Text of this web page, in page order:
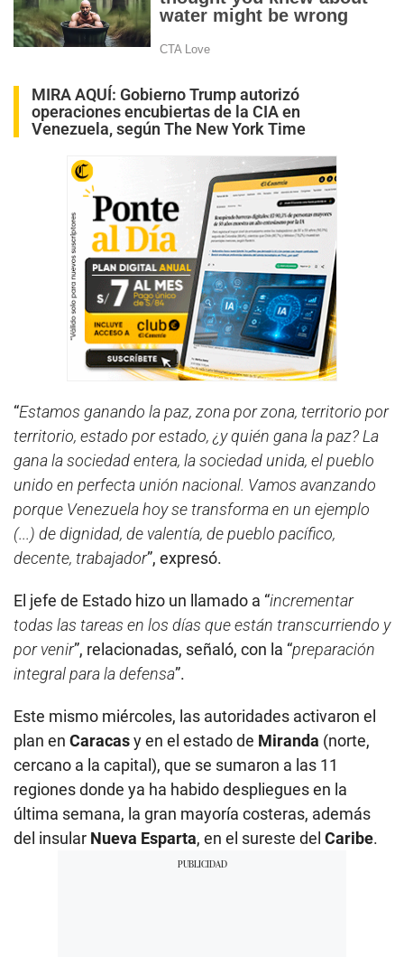
MIRA AQUÍ: Gobierno Trump autorizó
operaciones encubiertas de la CIA en
Venezuela, según The New York Time
“Estamos ganando la paz, zona por zona, territorio por
territorio, estado por estado, ¿y quién gana la paz? La
gana la sociedad entera, la sociedad unida, el pueblo
unido en perfecta unión nacional. Vamos avanzando
porque Venezuela hoy se transforma en un ejemplo
(...) de dignidad, de valentía, de pueblo pacífico,
decente, trabajador”, expresó.
El jefe de Estado hizo un llamado a “incrementar
todas las tareas en los días que están transcurriendo y
por venir”, relacionadas, señaló, con la “preparación
integral para la defensa”.
Este mismo miércoles, las autoridades activaron el
plan en Caracasy en el estado de Miranda (norte,
cercano a la capital), que se sumaron a las 11
regiones donde ya ha habido despliegues en la
última semana, la gran mayoría costeras, además
del insular Nueva Esparta, en el sureste del Caribe.